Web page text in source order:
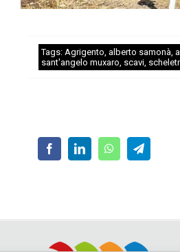
Tags:Agrigento,alberto samonà,
sant'angelo muxaro, scavi,